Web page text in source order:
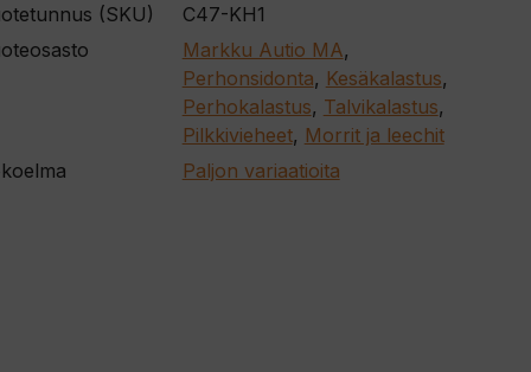
(SKU)
C47-KH1
Markku Autio MA,
Perhonsidonta, Kesäkalastus,
Perhokalastus, Talvikalastus,
Pilkkivieheet, Morrit ja leechit
Paljon variaatioita